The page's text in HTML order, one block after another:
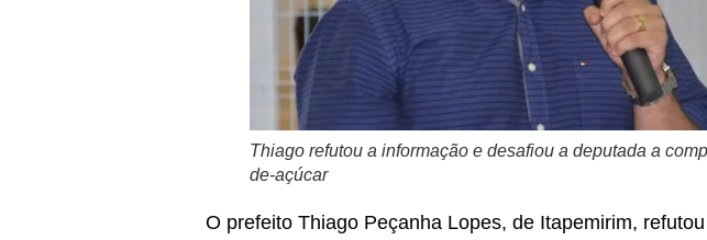
Thiago refutou a informação e desafiou a deputada a
de-açúcar
O prefeito Thiago Peçanha Lopes, de Itapemirim,